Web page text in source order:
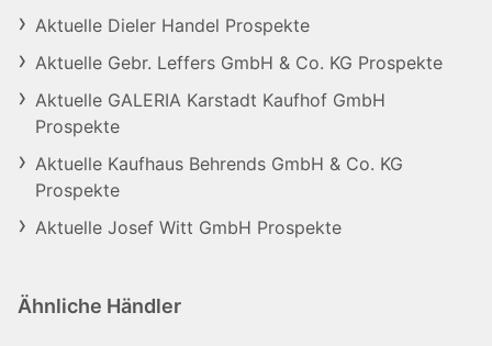
Aktuelle Dieler Handel Prospekte
Aktuelle Gebr. Leffers GmbH & Co. KG Prospekte
Aktuelle GALERIA Karstadt Kaufhof GmbH
Prospekte
Aktuelle Kaufhaus Behrends GmbH & Co. KG
Prospekte
Aktuelle Josef Witt GmbH Prospekte
Ähnliche Händler